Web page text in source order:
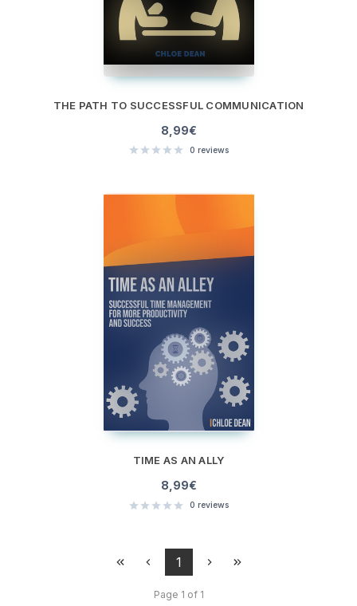
THE PATH TO SUCCESSFUL COMMUNICATION
8,99€
0 reviews
TIME AS AN ALLY
8,99€
0 reviews
1
Page 1 of 1